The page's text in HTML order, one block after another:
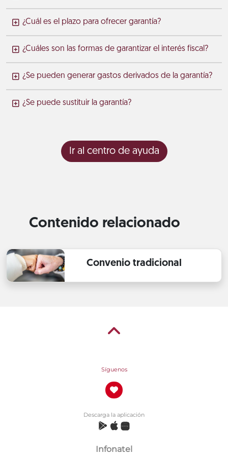
¿Cuál es el plazo para ofrecer garantía?
¿Cuáles son las formas de garantizar el interés fiscal?
¿Se pueden generar gastos derivados de la garantía?
¿Se puede sustituir la garantía?
Ir al centro de ayuda
Contenido relacionado
Convenio tradicional
Síguenos
Descarga la aplicación
Infonatel